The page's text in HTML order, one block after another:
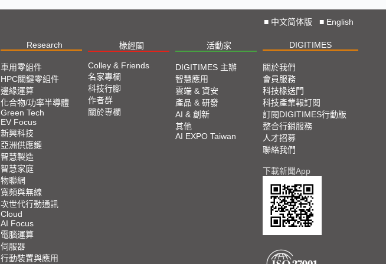
■ 中文简体版 ■ English
Research 椽經閣 活動家 DIGITIMES
車用零組件
HPC關鍵零組件
邊緣運算
化合物/功率半導體
Green Tech
EV Focus
新興科技
亞洲供應鏈
智慧製造
智慧家庭
物聯網
寬頻與無線
次世代行動通訊
Cloud
AI Focus
電腦運算
伺服器
行動裝置與應用
Colley & Friends
名家專欄
科技行腳
作者群
關於專欄
DIGITIMES 主辦
智慧應用
雲端 & 資安
產品 & 研發
AI & 創新
其他
AI EXPO Taiwan
關於我們
會員服務
科技椽送門
科技產業報訂閱
訂閱DIGITIMES行動版
整合行銷服務
人才招募
聯絡我們
下載新聞App